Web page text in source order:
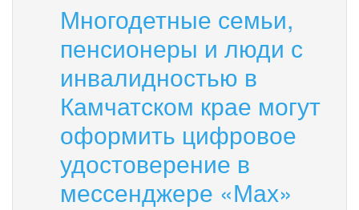
проведении
публичных
слушаний
Многодетные семьи,
пенсионеры и люди с
инвалидностью в
Камчатском крае могут
оформить цифровое
удостоверение в
мессенджере «Мах»